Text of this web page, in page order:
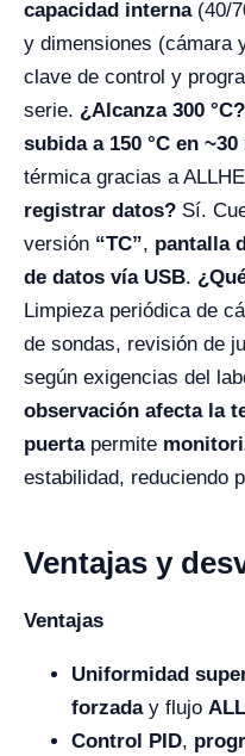
capacidad interna(40/
y dimensiones (cámara
clave de control y
serie. ¿Alcanza 300 °C?
subida a 150 °C en
térmica gracias a
registrar datos? Sí.
versión “TC”, pantalla
de datos vía USB.
Limpieza periódica de
de sondas, revisión de
según exigencias del
observación afecta la
puertapermite
estabilidad, reduciendo
Ventajas y
Ventajas
Uniformidad
forzaday flujo
Control PID,